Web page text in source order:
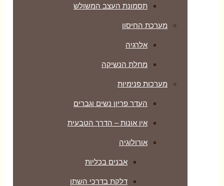
תסמונת העצב המשולש
מערכת החיסון
אלרגיה
מחלת הנשיקה
מערכות פנימיות
העדר פריון נשים וגברים
אין אונות – הדרך הטבעית
אורולוגיה
אבנים בכליות
דלקת בדרכי השתן